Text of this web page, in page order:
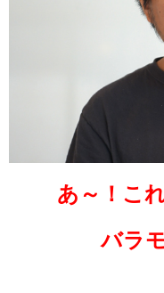
あ～！こ
バラ